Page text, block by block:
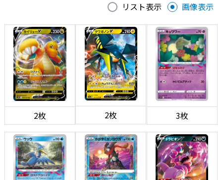
リスト表示 画像表示
2枚 2枚 3枚